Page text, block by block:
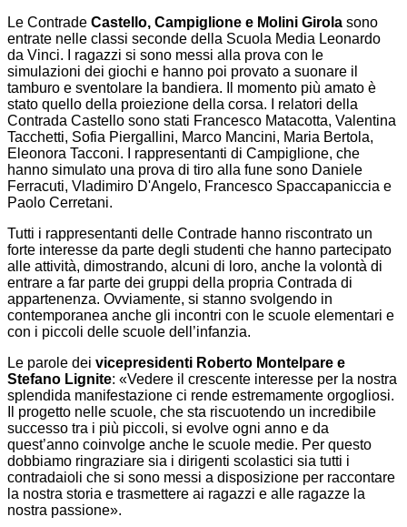
Le Contrade Castello, Campiglione e Molini Girola sono
entrate nelle classi seconde della Scuola Media Leonardo
da Vinci. I ragazzi si sono messi alla prova con le
simulazioni dei giochi e hanno poi provato a suonare il
tamburo e sventolare la bandiera. Il momento più amato è
stato quello della proiezione della corsa. I relatori della
Contrada Castello sono stati Francesco Matacotta, Valentina
Tacchetti, Sofia Piergallini, Marco Mancini, Maria Bertola,
Eleonora Tacconi. I rappresentanti di Campiglione, che
hanno simulato una prova di tiro alla fune sono Daniele
Ferracuti, Vladimiro D'Angelo, Francesco Spaccapaniccia e
Paolo Cerretani.
Tutti i rappresentanti delle Contrade hanno riscontrato un
forte interesse da parte degli studenti che hanno partecipato
alle attività, dimostrando, alcuni di loro, anche la volontà di
entrare a far parte dei gruppi della propria Contrada di
appartenenza. Ovviamente, si stanno svolgendo in
contemporanea anche gli incontri con le scuole elementari e
con i piccoli delle scuole dell’infanzia.
Le parole dei vicepresidenti Roberto Montelpare e
Stefano Lignite: «Vedere il crescente interesse per la nostra
splendida manifestazione ci rende estremamente orgogliosi.
Il progetto nelle scuole, che sta riscuotendo un incredibile
successo tra i più piccoli, si evolve ogni anno e da
quest’anno coinvolge anche le scuole medie. Per questo
dobbiamo ringraziare sia i dirigenti scolastici sia tutti i
contradaioli che si sono messi a disposizione per raccontare
la nostra storia e trasmettere ai ragazzi e alle ragazze la
nostra passione».